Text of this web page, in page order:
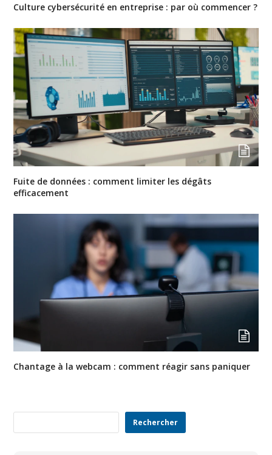
Culture cybersécurité en entreprise : par où commencer ?
Fuite de données : comment limiter les dégâts
efficacement
Chantage à la webcam : comment réagir sans paniquer
Rechercher